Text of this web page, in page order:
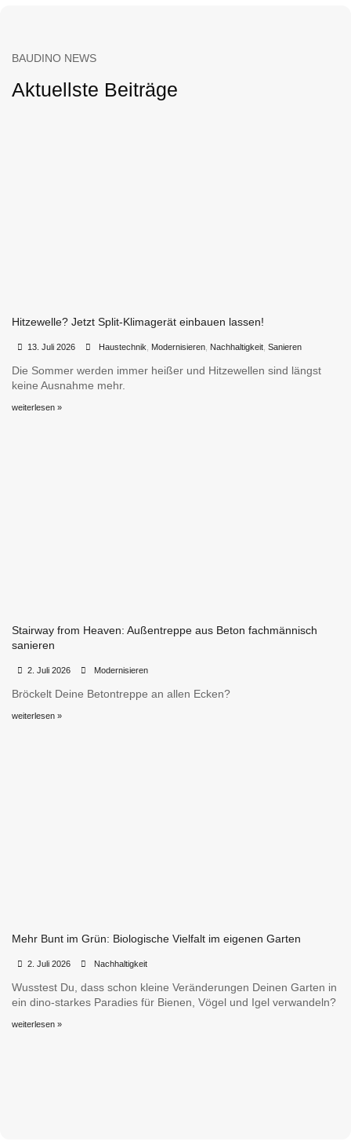
BAUDINO NEWS
Aktuellste Beiträge
Hitzewelle? Jetzt Split-Klimagerät einbauen lassen!
13. Juli 2026 Haustechnik, Modernisieren, Nachhaltigkeit, Sanieren
Die Sommer werden immer heißer und Hitzewellen sind längst
keine Ausnahme mehr.
weiterlesen »
Stairway from Heaven: Außentreppe aus Beton fachmännisch
sanieren
2. Juli 2026 Modernisieren
Bröckelt Deine Betontreppe an allen Ecken?
weiterlesen »
Mehr Bunt im Grün: Biologische Vielfalt im eigenen Garten
2. Juli 2026 Nachhaltigkeit
Wusstest Du, dass schon kleine Veränderungen Deinen Garten in
ein dino-starkes Paradies für Bienen, Vögel und Igel verwandeln?
weiterlesen »